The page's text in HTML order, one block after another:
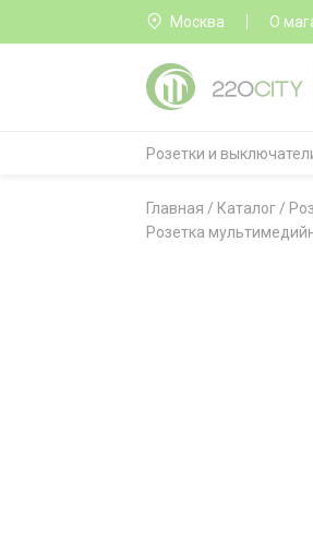
Москва О
Розетки и
Главная / Каталог /
Розетка